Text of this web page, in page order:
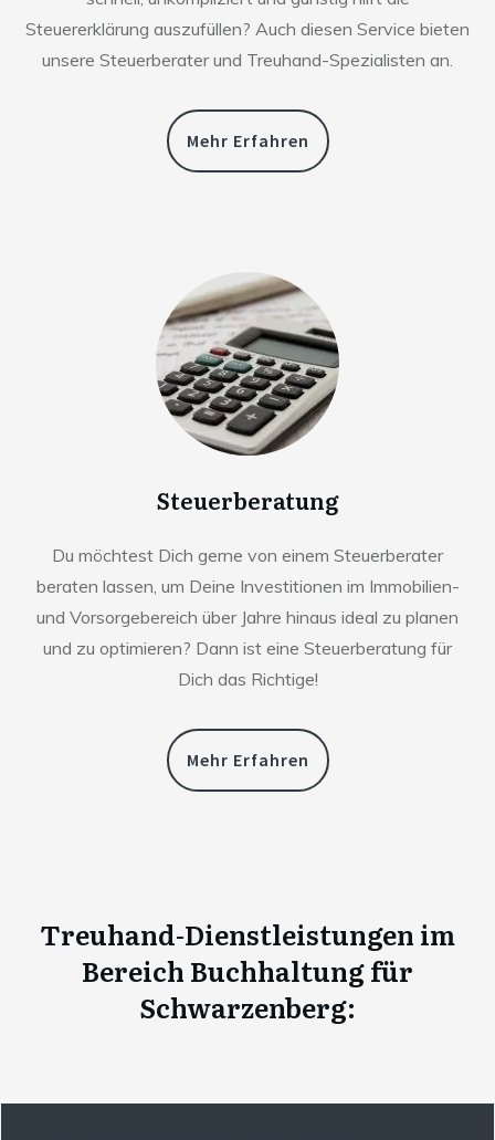
Steuererklärung auszufüllen? Auch diesen Service bieten
unsere Steuerberater und Treuhand-Spezialisten an.
Mehr Erfahren
Steuerberatung
Du möchtest Dich gerne von einem Steuerberater
beraten lassen, um Deine Investitionen im Immobilien-
und Vorsorgebereich über Jahre hinaus ideal zu planen
und zu optimieren? Dann ist eine Steuerberatung für
Dich das Richtige!
Mehr Erfahren
Treuhand-Dienstleistungen im
Bereich Buchhaltung für
Schwarzenberg: